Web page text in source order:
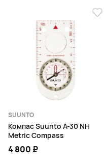
SUUNTO
Компас Suunto A-30 NH
Metric Compass
4 800 ₽